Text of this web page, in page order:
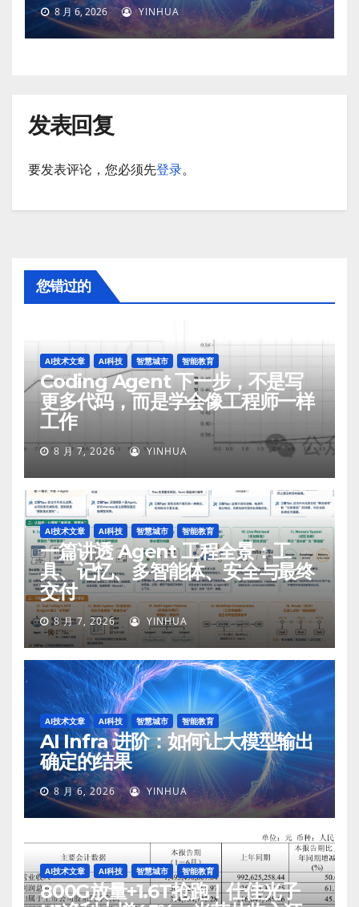
8 月 6, 2026 YINHUA
发表回复
要发表评论，您必须先登录。
您错过的
AI技术文章 AI科技 智慧城市 智能教育
Coding Agent 下一步，不是写
更多代码，而是学会像工程师一样
工作
8 月 7, 2026 YINHUA
AI技术文章 AI科技 智慧城市 智能教育
一篇讲透 Agent 工程全景：工
具、记忆、多智能体、安全与最终
交付
8 月 7, 2026 YINHUA
AI技术文章 AI科技 智慧城市 智能教育
AI Infra 进阶：如何让大模型输出
确定的结果
8 月 6, 2026 YINHUA
AI技术文章 AI科技 智慧城市 智能教育
800G放量+1.6T抢跑！仕佳光子